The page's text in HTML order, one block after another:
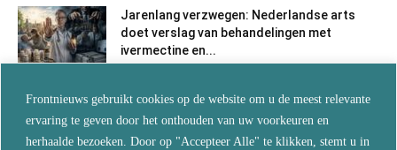
Frontnieuws gebruikt cookies op de website om u de meest relevante
ervaring te geven door het onthouden van uw voorkeuren en
herhaalde bezoeken. Door op "Accepteer Alle" te klikken, stemt u in
Jarenlang verzwegen: Nederlandse arts
doet verslag van behandelingen met
ivermectine en...
Als je wilt blijven leven, vertrouw dan niet
langer op de...
augustus 5, 2026